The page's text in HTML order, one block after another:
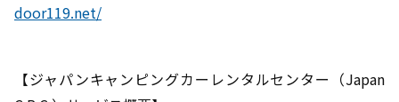
door119.net/
【ジャパンキャンピングカーレンタルセンター（Japan